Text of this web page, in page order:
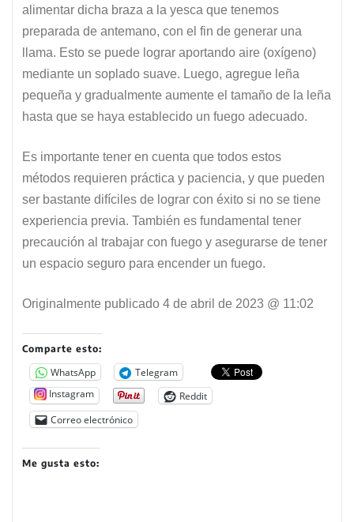
alimentar dicha braza a la yesca que tenemos
preparada de antemano, con el fin de generar una
llama. Esto se puede lograr aportando aire (oxígeno)
mediante un soplado suave. Luego, agregue leña
pequeña y gradualmente aumente el tamaño de la leña
hasta que se haya establecido un fuego adecuado.
Es importante tener en cuenta que todos estos
métodos requieren práctica y paciencia, y que pueden
ser bastante difíciles de lograr con éxito si no se tiene
experiencia previa. También es fundamental tener
precaución al trabajar con fuego y asegurarse de tener
un espacio seguro para encender un fuego.
Originalmente publicado 4 de abril de 2023 @ 11:02
Comparte esto:
WhatsApp
Telegram
Instagram
Reddit
Correo electrónico
Me gusta esto: